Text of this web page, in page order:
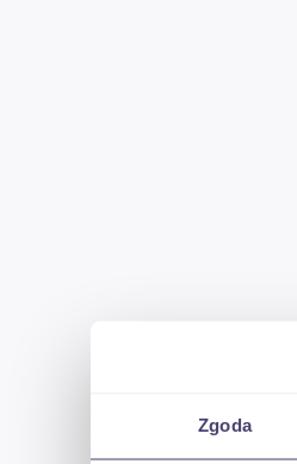
Zgoda